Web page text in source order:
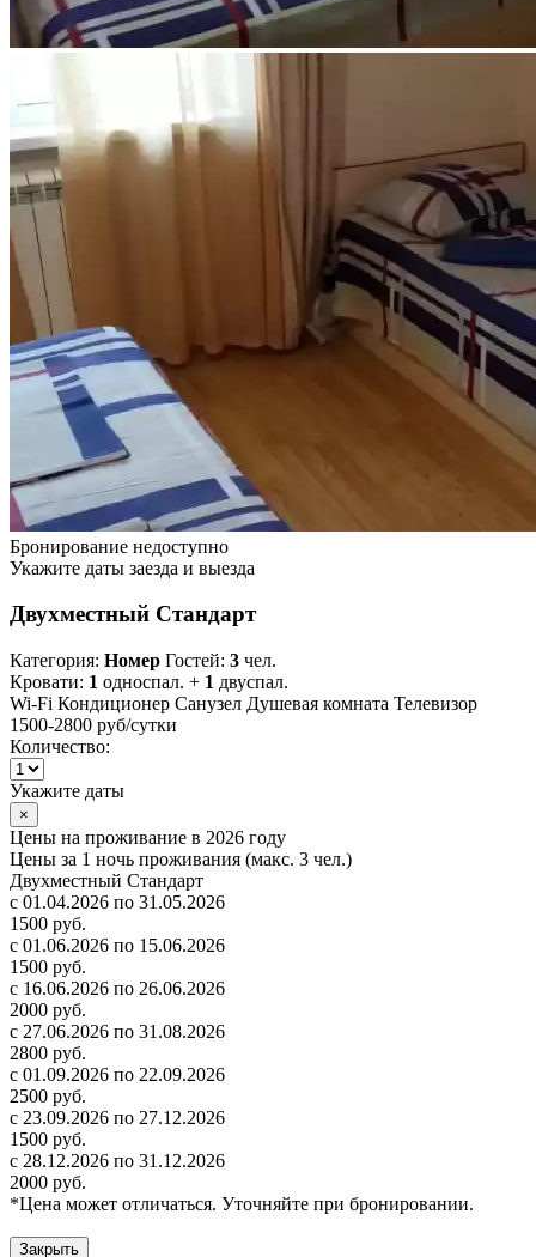
Бронирование недоступно
Укажите даты заезда и выезда
Двухместный Стандарт
Категория: Номер Гостей: 3 чел.
Кровати: 1 односпал. + 1 двуспал.
Wi-Fi Кондиционер Санузел Душевая комната Телевизор
1500-2800 руб/сутки
Количество:
Укажите даты
×
Цены на проживание в 2026 году
Цены за 1 ночь проживания (макс. 3 чел.)
Двухместный Стандарт
с 01.04.2026 по 31.05.2026
1500 руб.
с 01.06.2026 по 15.06.2026
1500 руб.
с 16.06.2026 по 26.06.2026
2000 руб.
с 27.06.2026 по 31.08.2026
2800 руб.
с 01.09.2026 по 22.09.2026
2500 руб.
с 23.09.2026 по 27.12.2026
1500 руб.
с 28.12.2026 по 31.12.2026
2000 руб.
*Цена может отличаться. Уточняйте при бронировании.
Закрыть